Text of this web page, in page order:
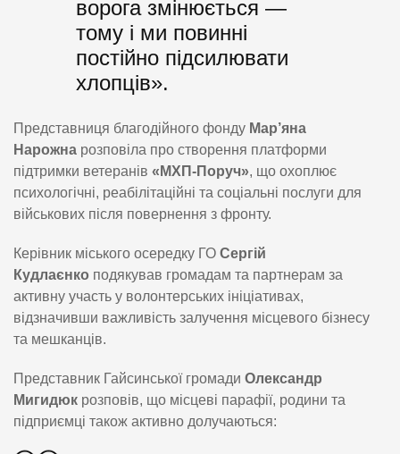
ворога змінюється —
тому і ми повинні
постійно підсилювати
хлопців».
Представниця благодійного фонду Мар’яна
Нарожна розповіла про створення платформи
підтримки ветеранів «МХП-Поруч», що охоплює
психологічні, реабілітаційні та соціальні послуги для
військових після повернення з фронту.
Керівник міського осередку ГО Сергій
Кудлаєнко подякував громадам та партнерам за
активну участь у волонтерських ініціативах,
відзначивши важливість залучення місцевого бізнесу
та мешканців.
Представник Гайсинської громади Олександр
Мигидюк розповів, що місцеві парафії, родини та
підприємці також активно долучаються: